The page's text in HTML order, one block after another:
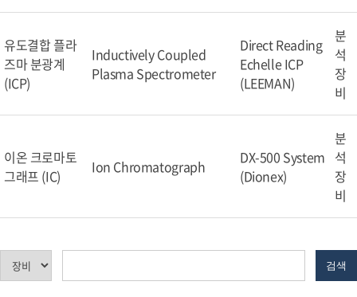
유도결합 플라
즈마 분광계
(ICP)
Inductively Coupled
Plasma Spectrometer
Direct Reading
Echelle ICP
(LEEMAN)
분
석
장
비
이온 크로마토
그래프 (IC)
Ion Chromatograph
DX-500 System
(Dionex)
분
석
장
비